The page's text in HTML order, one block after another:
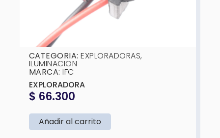
CATEGORIA:EXPLORADORAS,
ILUMINACION
MARCA:IFC
EXPLORADORA
$ 66.300
Añadir al carrito